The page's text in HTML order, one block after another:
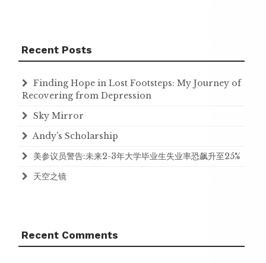
Recent Posts
Finding Hope in Lost Footsteps: My Journey of
Recovering from Depression
Sky Mirror
Andy’s Scholarship
美参议员警告:未来2-3年大学毕业生失业率恐飙升至25%
天空之镜
Recent Comments